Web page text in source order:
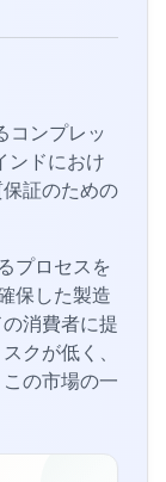
コンプレッ
ンドにおけ
証のための
プロセスを
保した製造
消費者に提
クが低く、
の市場の一
保有者